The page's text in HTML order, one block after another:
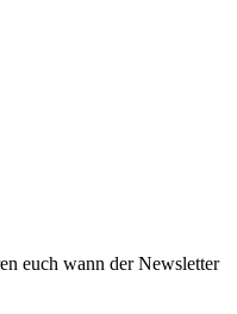
euch wann der Newsletter